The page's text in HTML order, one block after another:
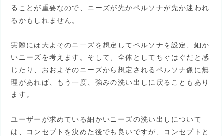
ることが重要なので、ニーズが先かペルソナが先か迷われ
るかもしれません。
実際には大よそのニーズを想定してペルソナを設定、細か
いニーズを考えます。そして、全体としてちぐはぐだと感
じたり、おおよそのニーズから想定されるペルソナ像に無
理があれば、もう一度、強みの洗い出しに戻ることもあり
ます。
ユーザーが求めている細かいニーズの洗い出しについて
は、コンセプトを決めた後でも良いですが、コンセプトと